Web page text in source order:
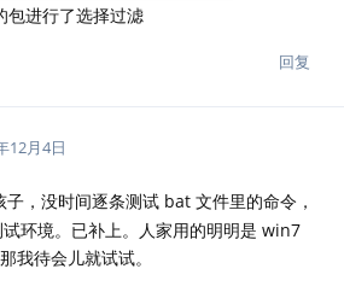
进行了选择过滤
回复
12月4日
子，没时间逐条测试 bat 文件里的命令，
环境。已补上。人家用的明明是 win7
我待会儿就试试。